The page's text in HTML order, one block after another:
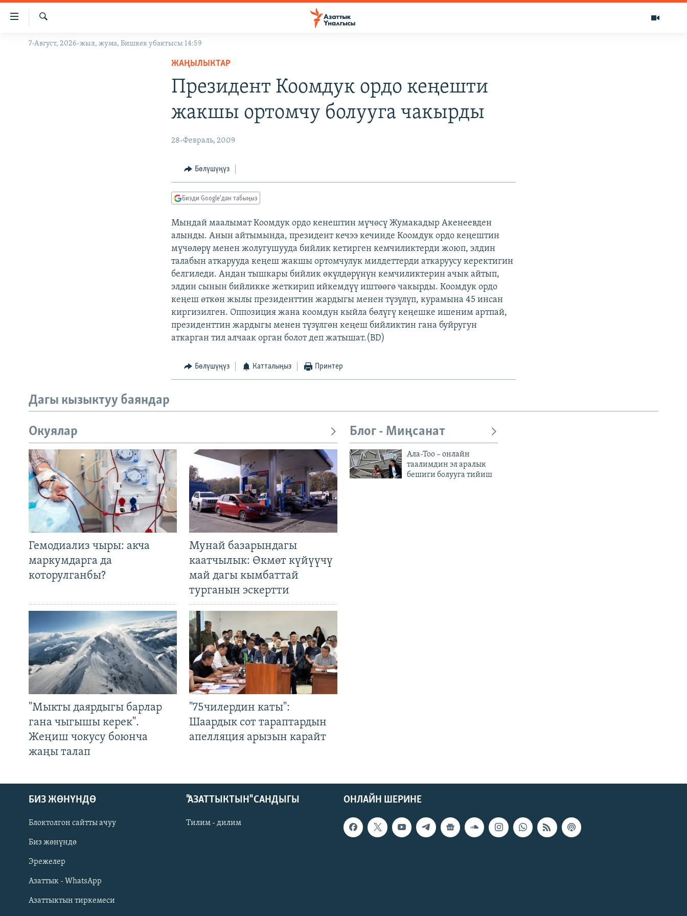
Линктер
Мазмунга
Навигацияга
ЖАҢЫЛЫКТАР
Русский
ОНЛАЙН ШЕРИНЕ
Издөө
7-Август, 2026-жыл, жума, Бишкек убактысы 14:59
ЖАҢЫЛЫКТАР
Президент Коомдук ордо кеңешти
жакшы ортомчу болууга чакырды
28-Февраль, 2009
Бөлүшүңүз
Бизди Google'дан табыңыз
Мындай маалымат Коомдук ордо кенештин мүчөсү Жумакадыр Акенеевден
алынды. Анын айтымында, президент кечээ кечинде Коомдук ордо кеңештин
мүчөлөрү менен жолугушууда бийлик кетирген кемчиликтерди жоюп, элдин
талабын аткарууда кеңеш жакшы ортомчулук милдеттерди аткаруусу керектигин
белгиледи. Андан тышкары бийлик өкүлдөрүнүн кемчиликтерин ачык айтып,
элдин сынын бийликке жеткирип ийкемдүү иштөөгө чакырды. Коомдук ордо
кеңеш өткөн жылы президенттин жардыгы менен түзүлүп, курамына 45 инсан
киргизилген. Оппозиция жана коомдун кыйла бөлүгү кеңешке ишеним артпай,
президенттин жардыгы менен түзүлгөн кеңеш бийликтин гана буйругун
аткарган тил алчаак орган болот деп жатышат.(BD)
Бөлүшүңүз Катталыңыз Принтер
Дагы кызыктуу баяндар
Окуялар
Гемодиализ чыры: акча
маркумдарга да
которулганбы?
Мунай базарындагы
каатчылык: Өкмөт күйүүчү
май дагы кымбаттай
турганын эскертти
"Мыкты даярдыгы барлар
гана чыгышы керек".
Жеңиш чокусу боюнча
жаңы талап
"75чилердин каты":
Шаардык сот тараптардын
апелляция арызын карайт
Блог - Миңсанат
Ала-Тоо – онлайн
таалимдин эл аралык
бешиги болууга тийиш
ОНЛАЙН ШЕРИНЕ
БИЗ ЖӨНҮНДӨ
Блоктолгон сайтты ачуу
Биз жөнүндө
Эрежелер
Азаттык - WhatsApp
Азаттыктын тиркемеси
"АЗАТТЫКТЫН" САНДЫГЫ
Тилим - дилим